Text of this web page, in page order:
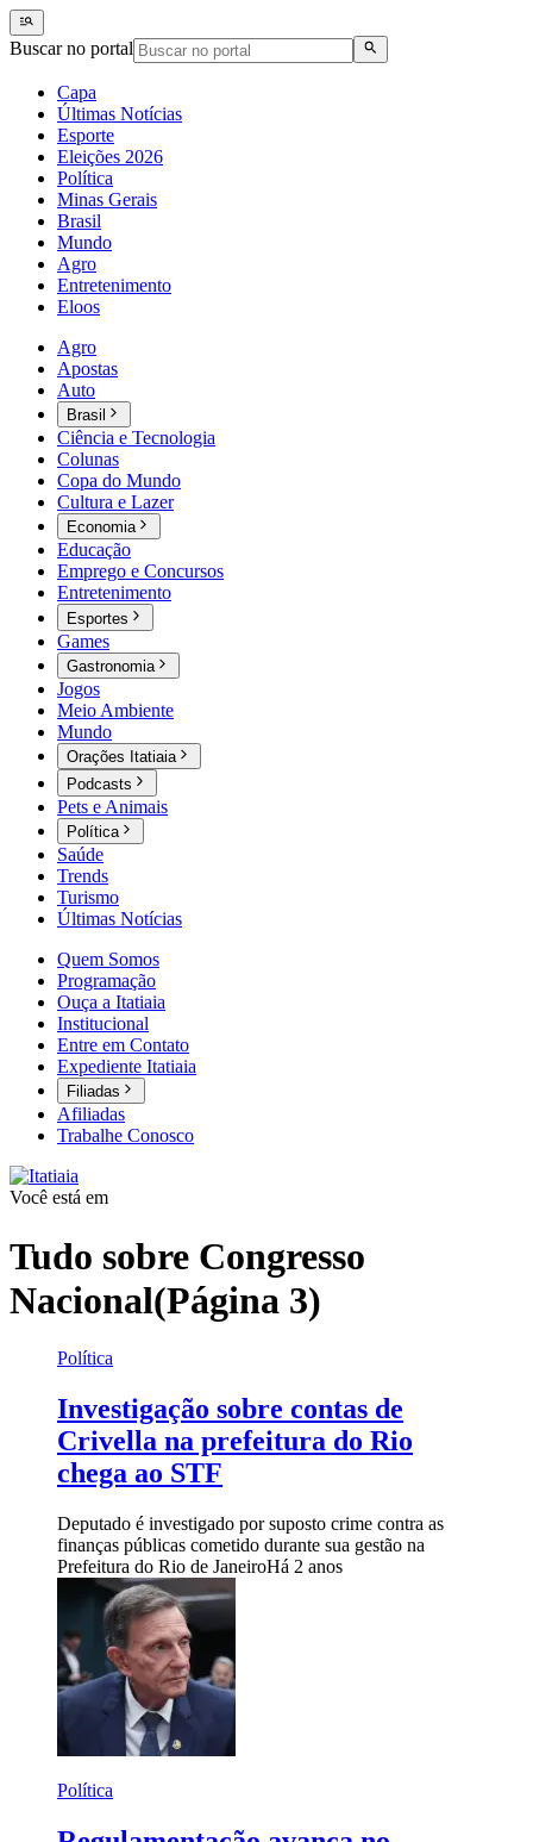
Buscar no portal
Capa
Últimas Notícias
Esporte
Eleições 2026
Política
Minas Gerais
Brasil
Mundo
Agro
Entretenimento
Eloos
Agro
Apostas
Auto
Brasil
Ciência e Tecnologia
Colunas
Copa do Mundo
Cultura e Lazer
Economia
Educação
Emprego e Concursos
Entretenimento
Esportes
Games
Gastronomia
Jogos
Meio Ambiente
Mundo
Orações Itatiaia
Podcasts
Pets e Animais
Política
Saúde
Trends
Turismo
Últimas Notícias
Quem Somos
Programação
Ouça a Itatiaia
Institucional
Entre em Contato
Expediente Itatiaia
Filiadas
Afiliadas
Trabalhe Conosco
Você está em
Tudo sobre Congresso
Nacional(Página 3)
Política
Investigação sobre contas de
Crivella na prefeitura do Rio
chega ao STF
Deputado é investigado por suposto crime contra as
finanças públicas cometido durante sua gestão na
Prefeitura do Rio de JaneiroHá 2 anos
Política